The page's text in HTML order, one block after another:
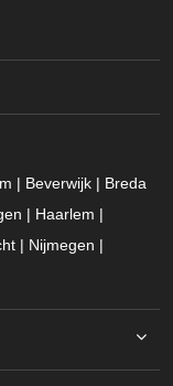
| Beverwijk | Breda
| Haarlem |
| Nijmegen |